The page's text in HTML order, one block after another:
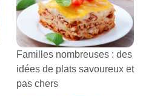
Familles nombreuses : des
idées de plats savoureux et
pas chers